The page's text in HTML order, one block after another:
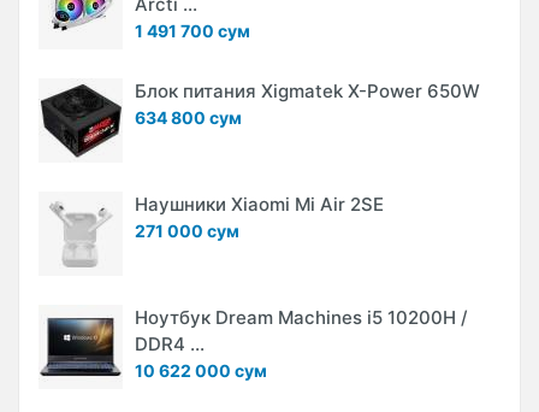
1 491 700 сум
Блок питания Xigmatek X-Power 650W
634 800 сум
Наушники Xiaomi Mi Air 2SE
271 000 сум
Ноутбук Dream Machines i5 10200H /
DDR4 ...
10 622 000 сум